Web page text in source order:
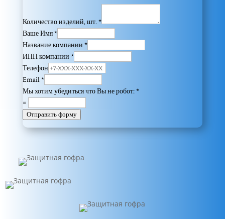
Количество изделий, шт. *
Ваше Имя *
Название компании *
ИНН компании *
Телефон
Email *
Мы хотим убедиться что Вы не робот: *
=
Отправить форму